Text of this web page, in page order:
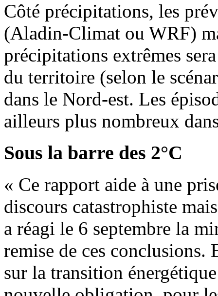
Côté précipitations, les
(Aladin-Climat ou WRF)
précipitations extrêmes
du territoire (selon le
dans le Nord-est. Les
ailleurs plus nombreux
Sous la barre des 2°C
« Ce rapport aide à une
discours catastrophiste
a réagi le 6 septembre la
remise de ces
sur la transition